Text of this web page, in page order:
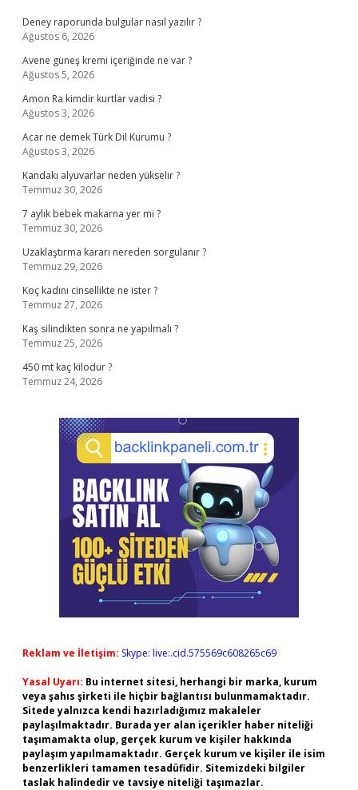
Deney raporunda bulgular nasıl yazılır ?
Ağustos 6, 2026
Avene güneş kremi içeriğinde ne var ?
Ağustos 5, 2026
Amon Ra kimdir kurtlar vadisi ?
Ağustos 3, 2026
Acar ne demek Türk Dil Kurumu ?
Ağustos 3, 2026
Kandaki alyuvarlar neden yükselir ?
Temmuz 30, 2026
7 aylık bebek makarna yer mi ?
Temmuz 30, 2026
Uzaklaştırma kararı nereden sorgulanır ?
Temmuz 29, 2026
Koç kadını cinsellikte ne ister ?
Temmuz 27, 2026
Kaş silindikten sonra ne yapılmalı ?
Temmuz 25, 2026
450 mt kaç kilodur ?
Temmuz 24, 2026
Reklam ve İletişim: Skype: live:.cid.575569c608265c69
Yasal Uyarı: Bu internet sitesi, herhangi bir marka, kurum
veya şahıs şirketi ile hiçbir bağlantısı bulunmamaktadır.
Sitede yalnızca kendi hazırladığımız makaleler
paylaşılmaktadır. Burada yer alan içerikler haber niteliği
taşımamakta olup, gerçek kurum ve kişiler hakkında
paylaşım yapılmamaktadır. Gerçek kurum ve kişiler ile isim
benzerlikleri tamamen tesadüfidir. Sitemizdeki bilgiler
taslak halindedir ve tavsiye niteliği taşımazlar.